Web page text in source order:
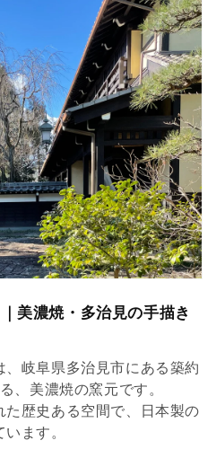
美濃焼・多治見の手描き
岐阜県多治見市にある築約
、美濃焼の窯元です。
歴史ある空間で、日本製の
ます。